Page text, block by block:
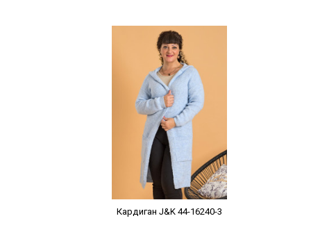
Наклейки Варіант з %
Кардиган J&K 44-16240-3